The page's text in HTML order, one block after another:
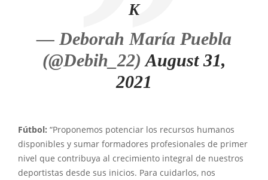
K
— Deborah María Puebla
(@Debih_22)August 31,
2021
Fútbol: “Proponemos potenciar los recursos humanos
disponibles y sumar formadores profesionales de primer
nivel que contribuya al crecimiento integral de nuestros
deportistas desde sus inicios. Para cuidarlos, nos